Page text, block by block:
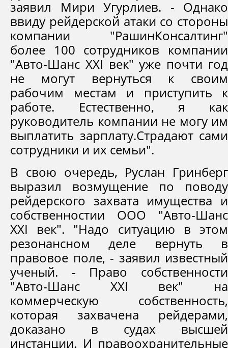
заявил Мири Угурлиев. - Однако
ввиду рейдерской атаки со стороны
компании "РашинКонсалтинг"
более 100 сотрудников компании
"Авто-Шанс XXI век" уже почти год
не могут вернуться к своим
рабочим местам и приступить к
работе. Естественно, я как
руководитель компании не могу им
выплатить зарплату.Страдают сами
сотрудники и их семьи".
В свою очередь, Руслан Гринберг
выразил возмущение по поводу
рейдерского захвата имущества и
собственностии ООО "Авто-Шанс
XXI век". "Надо ситуацию в этом
резонансном деле вернуть в
правовое поле, - заявил известный
ученый. - Право собственности
"Авто-Шанс XXI век" на
коммерческую собственность,
которая захвачена рейдерами,
доказано в судах высшей
инстанции. И правоохранительные